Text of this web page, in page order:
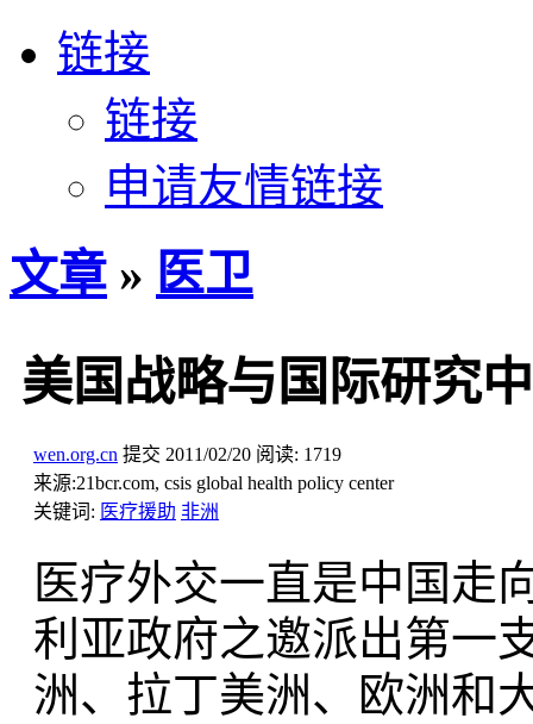
链接
链接
申请友情链接
文章 » 医卫
美国战略与国际研究
wen.org.cn 提交 2011/02/20 阅读: 1719
来源:21bcr.com, csis global health policy center
关键词: 医疗援助 非洲
医疗外交一直是中国走
利亚政府之邀派出第一
洲、拉丁美洲、欧洲和